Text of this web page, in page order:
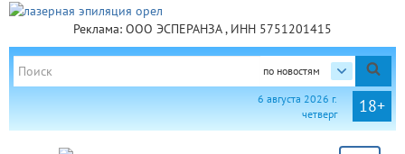
Реклама: ООО ЭСПЕРАНЗА , ИНН 5751201415
по новостям
18+
6 августа 2026 г.
четверг